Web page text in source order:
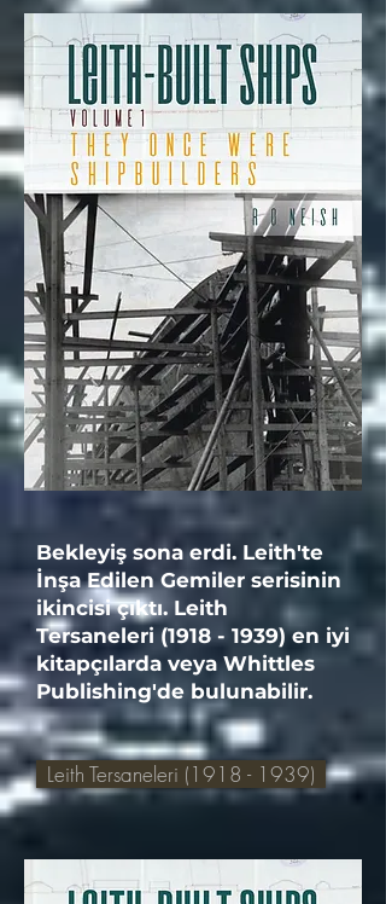
Bekleyiş sona erdi. Leith'te
İnşa Edilen Gemiler serisinin
ikincisi çıktı. Leith
Tersaneleri (1918 - 1939)en iyi
kitapçılarda veya Whittles
Publishing'de bulunabilir.
Leith Tersaneleri (1918 - 1939)